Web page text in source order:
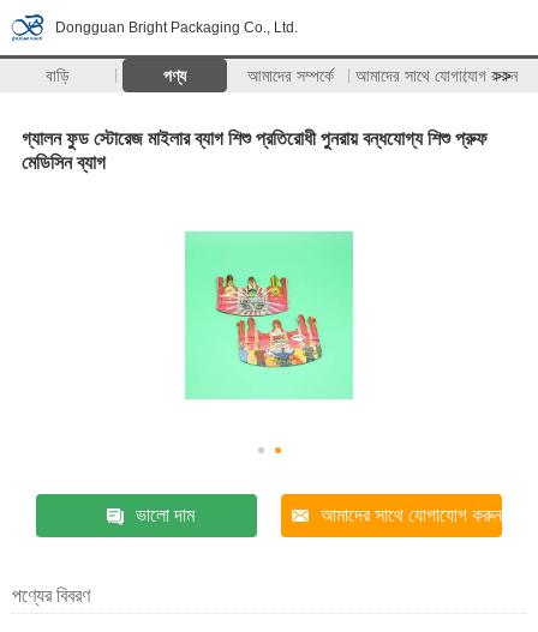
Dongguan Bright Packaging Co., Ltd.
বাড়ি পণ্য আমাদের সম্পর্কে আমাদের সাথে যোগাযোগ করুন
>>
গ্যালন ফুড স্টোরেজ মাইলার ব্যাগ শিশু প্রতিরোধী পুনরায় বন্ধযোগ্য শিশু প্রুফ
মেডিসিন ব্যাগ
ভালো দাম আমাদের সাথে যোগাযোগ করুন
পণ্যের বিবরণ